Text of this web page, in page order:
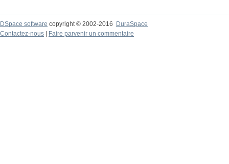
DSpace software copyright © 2002-2016
DuraSpace
Contactez-nous
Faire parvenir un commentaire